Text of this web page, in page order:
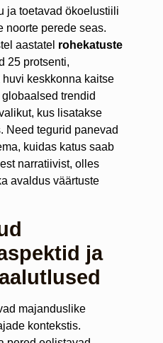
ja toetavad ökoelustiili
noorte perede seas.
aastatel rohekatuste
25 protsenti,
keskkonna kaitse
trendid
kus lisatakse
Need tegurid panevad
kuidas katus saab
narratiivist, olles
avaldus väärtuste
ja
majanduslike
kontekstis.